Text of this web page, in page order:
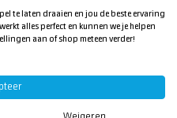
tussen 15°C en 25°C).
aan zodat eenegale,
gevormd.
zijn afhankelijk van de
en het
te laten draaien en jou de beste ervaring
alles perfect en kunnen we je helpen
aan of shop meteen verder!